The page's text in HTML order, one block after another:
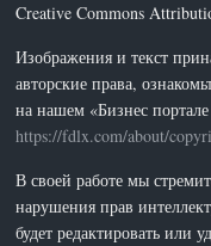
Creative Commons
Изображения и текст
авторские права,
на нашем «Бизнес
https://fdlx.com/about/
В своей работе мы
нарушения прав
будет редактировать или